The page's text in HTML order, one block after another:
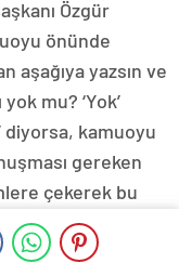
Özgür
önünde
aşağıya yazsın ve
mu? ‘Yok’
diyorsa, kamuoyu
gereken
çekerek bu
dedi.
AK Parti